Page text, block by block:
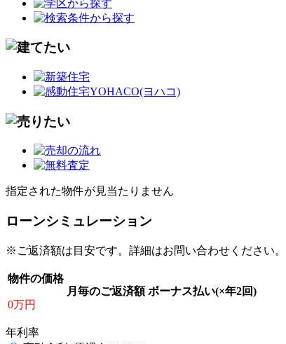
指定された物件が見当たりません
ローンシミュレーション
※ご返済額は目安です。詳細はお問い合わせください。
物件の価格
0万円
月毎のご返済額 ボーナス払い(×年2回)
年利率